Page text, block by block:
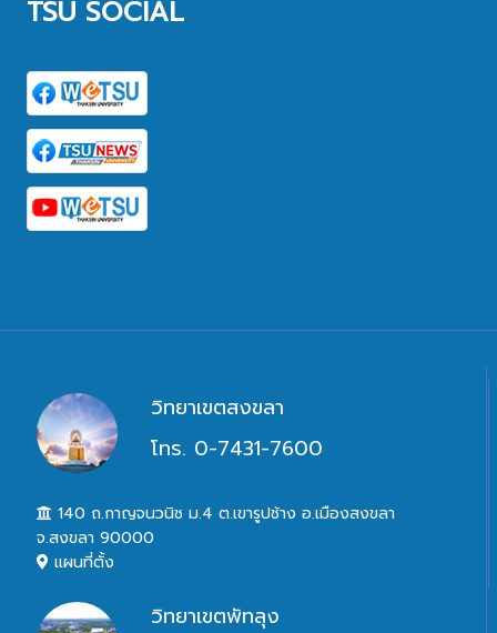
TSU SOCIAL
วิทยาเขตสงขลา
โทร. 0-7431-7600
140 ถ.กาญจนวนิช ม.4 ต.เขารูปช้าง อ.เมืองสงขลา
จ.สงขลา 90000
แผนที่ตั้ง
วิทยาเขตพัทลุง